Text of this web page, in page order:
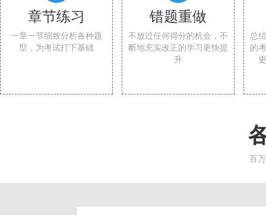
章节练习
一章一节细致分析各种题
型，为考试打下基础
错题重做
不放过任何得分的机会，不
断地充实改正的学习更快提
升
总
的
百